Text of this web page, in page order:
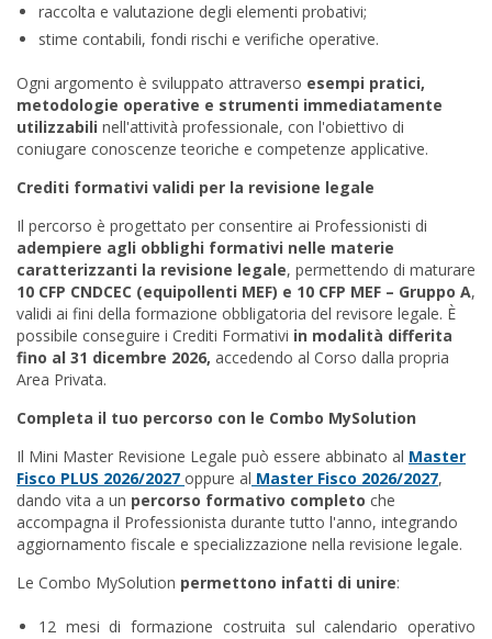
raccolta e valutazione degli elementi probativi;
stime contabili, fondi rischi e verifiche operative.
Ogni argomento è sviluppato attraverso esempi pratici,
metodologie operative e strumenti immediatamente
utilizzabili nell'attività professionale, con l'obiettivo di
coniugare conoscenze teoriche e competenze applicative.
Crediti formativi validi per la revisione legale
Il percorso è progettato per consentire ai Professionisti di
adempiere agli obblighi formativi nelle materie
caratterizzanti la revisione legale, permettendo di maturare
10 CFP CNDCEC (equipollenti MEF) e 10 CFP MEF – Gruppo A,
validi ai fini della formazione obbligatoria del revisore legale. È
possibile conseguire i Crediti Formativi in modalità differita
fino al 31 dicembre 2026, accedendo al Corso dalla propria
Area Privata.
Completa il tuo percorso con le Combo MySolution
Il Mini Master Revisione Legale può essere abbinato al Master
Fisco PLUS 2026/2027 oppure al Master Fisco 2026/2027,
dando vita a un percorso formativo completo che
accompagna il Professionista durante tutto l'anno, integrando
aggiornamento fiscale e specializzazione nella revisione legale.
Le Combo MySolution permettono infatti di unire:
12 mesi di formazione costruita sul calendario operativo